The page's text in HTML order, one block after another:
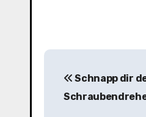
B
Schnapp dir